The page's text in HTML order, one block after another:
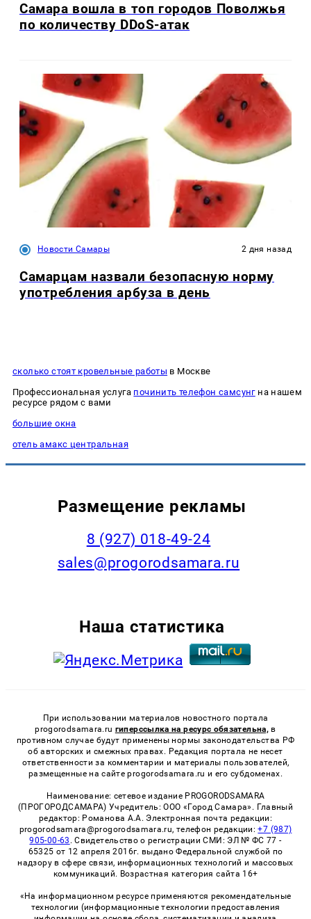
Самара вошла в топ городов Поволжья
по количеству DDoS-атак
Новости Самары 2 дня назад
Самарцам назвали безопасную норму
употребления арбуза в день
сколько стоят кровельные работы в Москве
Профессиональная услуга починить телефон самсунгна нашем
ресурсе рядом с вами
большие окна
отель амакс центральная
Размещение рекламы
8 (927) 018-49-24
sales@progorodsamara.ru
Наша статистика
При использовании материалов новостного портала
progorodsamara.ru гиперссылка на ресурс обязательна, в
противном случае будут применены нормы законодательства РФ
об авторских и смежных правах. Редакция портала не несет
ответственности за комментарии и материалы пользователей,
размещенные на сайте progorodsamara.ru и его субдоменах.
Наименование: сетевое издание PROGORODSAMARA
(ПРОГОРОДСАМАРА) Учредитель: ООО «Город Самара». Главный
редактор: Романова А.А. Электронная почта редакции:
progorodsamara@progorodsamara.ru, телефон редакции:+7 (987)
905-00-63 . Свидетельство о регистрации СМИ: ЭЛ № ФС 77 -
65325 от 12 апреля 2016г. выдано Федеральной службой по
надзору в сфере связи, информационных технологий и массовых
коммуникаций. Возрастная категория сайта 16+
«На информационном ресурсе применяются рекомендательные
технологии (информационные технологии предоставления